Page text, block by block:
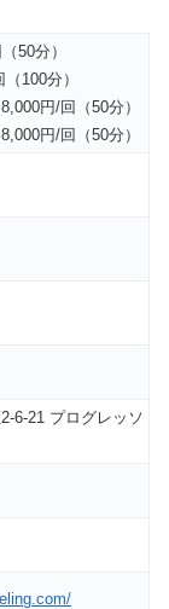
50分）
100分）
円/回（50分）
円/回（50分）
6-21 プログレッソ